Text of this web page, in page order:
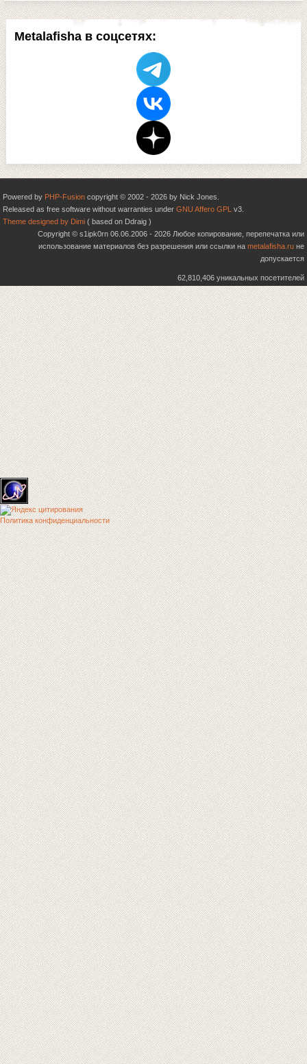
Metalafisha в соцсетях:
Powered by PHP-Fusion copyright © 2002 - 2026 by Nick Jones.
Released as free software without warranties under GNU Affero GPL v3.
Theme designed by Dimi ( based on Ddraig )
Copyright © s1ipk0rn 06.06.2006 - 2026 Любое копирование, перепечатка или
использование материалов без разрешения или ссылки на metalafisha.ru не
допускается
62,810,406 уникальных посетителей
Политика конфиденциальности